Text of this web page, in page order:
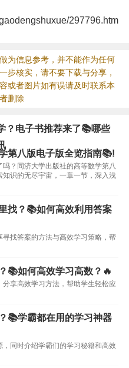
297796.htm
为信息参考，并不能作为任何
步核实，请不要下载与分享，
或者图片如有误请及时联系本
删除
？电子书推荐来了📚哪些
第八版电子版全览指南📚!
？同济大学出版社的高等数学第八
识的无尽宇宙，一章一节，深入浅
找？📚如何高效利用答案
找答案的方法与高效学习策略，帮
📚如何高效学习高数？🔥
享高效学习方法，帮助学生轻松应
📚学霸都在用的学习神器
同时介绍学霸们的学习秘籍和高效